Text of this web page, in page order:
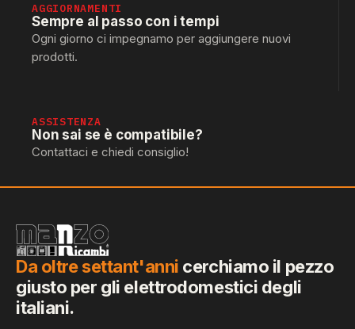
AGGIORNAMENTI
Sempre al passo con i tempi
Ogni giorno ci impegnamo per aggiungere nuovi
prodotti.
ASSISTENZA
Non sai se è compatibile?
Contattaci e chiedi consiglio!
Da oltre settant'anni cerchiamo il pezzo
giusto per gli elettrodomestici degli
italiani.